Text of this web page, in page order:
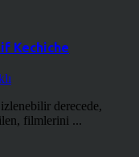
Kechiche
izlenebilir derecede,
filmlerini ...